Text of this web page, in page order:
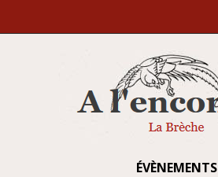
ÉVÈNEMENTS